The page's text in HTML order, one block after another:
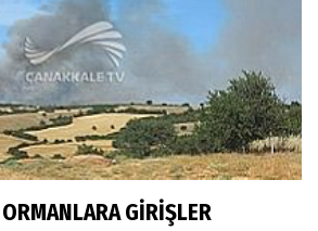
GİRİŞLER